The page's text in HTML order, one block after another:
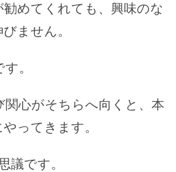
勧めてくれても、興味のな
ません。
。
関心がそちらへ向くと、本
ってきます。
議です。